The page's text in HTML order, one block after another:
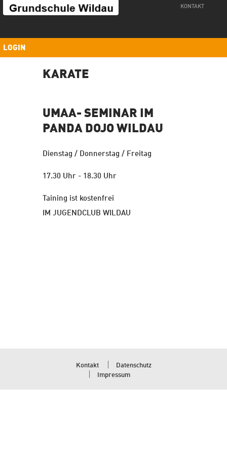
Kontakt KONTAKT
LOGIN
KARATE
UMAA- SEMINAR IM
PANDA DOJO WILDAU
Dienstag / Donnerstag / Freitag
17.30 Uhr - 18.30 Uhr
Taining ist kostenfrei
IM JUGENDCLUB WILDAU
Kontakt
Datenschutz
Impressum